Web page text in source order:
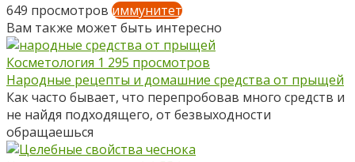
649 просмотров иммунитет
Вам также может быть интересно
Косметология 1 295 просмотров
Народные рецепты и домашние средства от прыщей
Как часто бывает, что перепробовав много средств и
не найдя подходящего, от безвыходности
обращаешься